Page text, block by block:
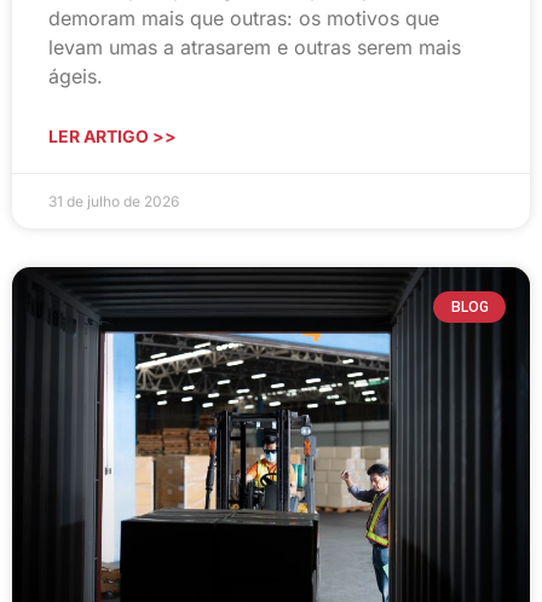
demoram mais que outras: os motivos que
levam umas a atrasarem e outras serem mais
ágeis.
LER ARTIGO >>
31 de julho de 2026
BLOG